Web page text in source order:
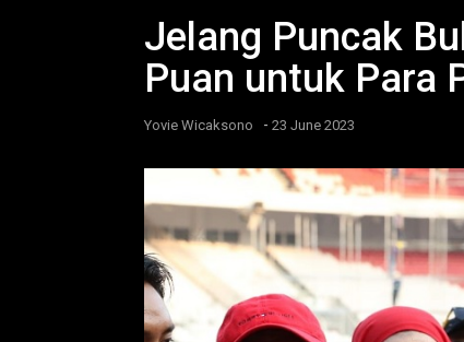
Jelang Puncak
Puan untuk Para
Yovie Wicaksono - 23 June 2023